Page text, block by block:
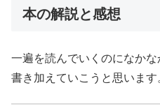
本の解説と感想
一遍を読んでいくのになか
書き加えていこうと思います